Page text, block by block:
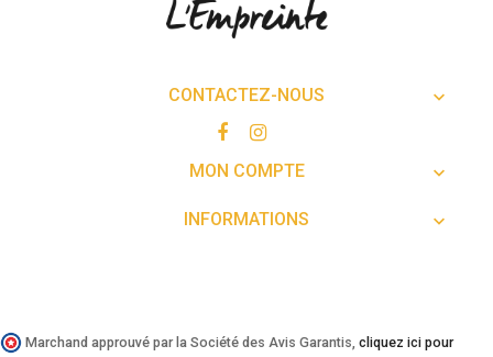
CONTACTEZ-NOUS 
MON COMPTE 
INFORMATIONS 
Marchand approuvé par la Société des Avis Garantis, cliquez ici pour